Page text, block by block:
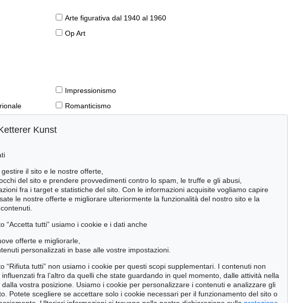
Arte figurativa dal 1940 al 1960
Op Art
Impressionismo
Romanticismo
Manoscritti antichi
Pietre miliari delle scienze naturali
offerte attuali
Kunst
il sito e le nostre offerte,
del sito e prendere provvedimenti contro lo spam, le truffe e gli abusi,
fra i target e statistiche del sito. Con le informazioni acquisite vogliamo capire
le nostre offerte e migliorare ulteriormente la funzionalità del nostro sito e la
“Accetta tutti” usiamo i cookie e i dati anche
offerte e migliorarle,
personalizzati in base alle vostre impostazioni.
“Rifiuta tutti” non usiamo i cookie per questi scopi supplementari. I contenuti non
fra l’altro da quelli che state guardando in quel momento, dalle attività nella
vostra posizione. Usiamo i cookie per personalizzare i contenuti e analizzare gli
Potete scegliere se accettare solo i cookie necessari per il funzionamento del sito o